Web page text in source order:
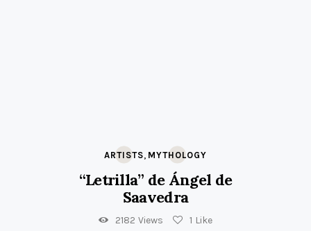
ARTISTS, MYTHOLOGY
“Letrilla” de Ángel de
Saavedra
2182 Views 1 Like